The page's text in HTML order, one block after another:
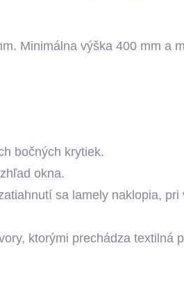
Minimálna výška 400 mm a
bočných krytiek.
okna.
sa lamely naklopia,
ktorými prechádza textilná